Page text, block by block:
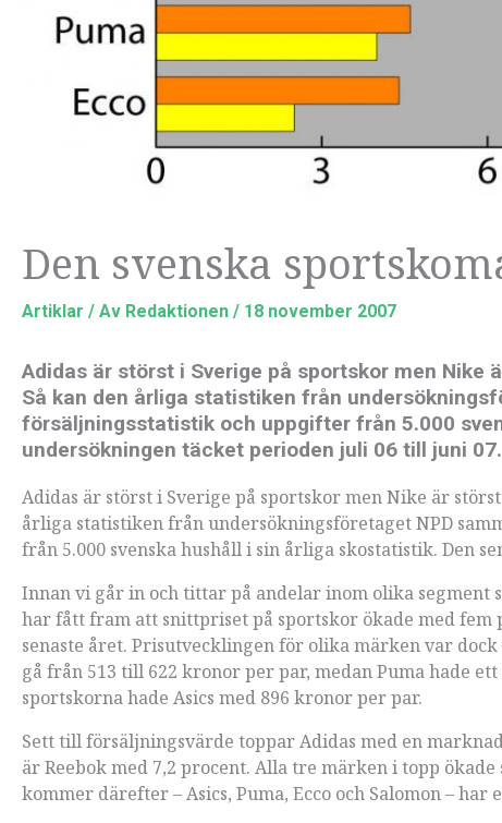
Den svenska
Artiklar / Av Redaktionen / 18 november 2007
Adidas är störst i Sverige på sportskor men
Så kan den årliga statistiken från
försäljningsstatistik och uppgifter från 5.000
undersökningen täcket perioden juli 06 till juni
Adidas är störst i Sverige på sportskor men Nike är
årliga statistiken från undersökningsföretaget NPD
från 5.000 svenska hushåll i sin årliga skostatistik. Den
Innan vi går in och tittar på andelar inom olika segment
har fått fram att snittpriset på sportskor ökade med
senaste året. Prisutvecklingen för olika märken var
gå från 513 till 622 kronor per par, medan Puma hade
sportskorna hade Asics med 896 kronor per par.
Sett till försäljningsvärde toppar Adidas med en
är Reebok med 7,2 procent. Alla tre märken i topp
kommer därefter – Asics, Puma, Ecco och Salomon –